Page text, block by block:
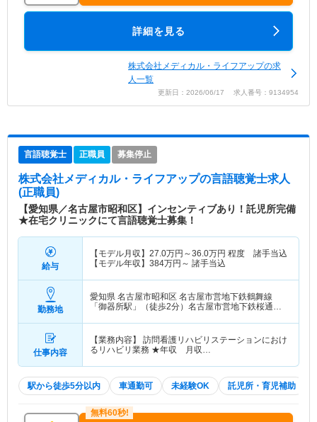
詳細を見る
株式会社メディカル・ライフアップの求
人一覧
更新日：2026/06/17 求人番号：9134954
言語聴覚士 正職員 募集停止
株式会社メディカル・ライフアップの言語聴覚士求人
(正職員)
【愛知県／名古屋市昭和区】インセンティブあり！託児所完備
★在宅クリニックにて言語聴覚士募集！
給与
【モデル月収】 27.0万円～36.0万円 程度 諸手当込
【モデル年収】 384万円～ 諸手当込
勤務地
愛知県 名古屋市昭和区 名古屋市営地下鉄鶴舞線
「御器所駅」（徒歩2分）名古屋市営地下鉄桜通線
仕事内容
【業務内容】 訪問看護リハビリステーションにおけ
るリハビリ業務 ★年収 月収…
駅から徒歩5分以内 車通勤可 未経験OK 託児所・育児補助